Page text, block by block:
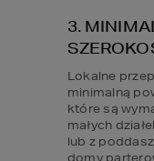
3.
Lokalne
minimalną
które są
małych
lub z
domy